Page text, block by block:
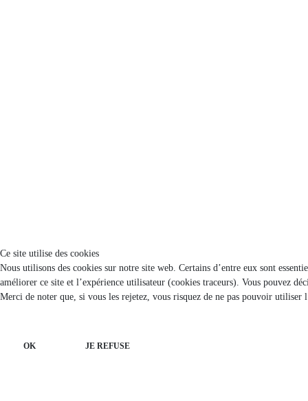
Ce site utilise des cookies
Nous utilisons des cookies sur notre site web. Certains d’entre eux sont
améliorer ce site et l’expérience utilisateur (cookies traceurs). Vous pouvez
Merci de noter que, si vous les rejetez, vous risquez de ne pas pouvoir utiliser
OK JE REFUSE